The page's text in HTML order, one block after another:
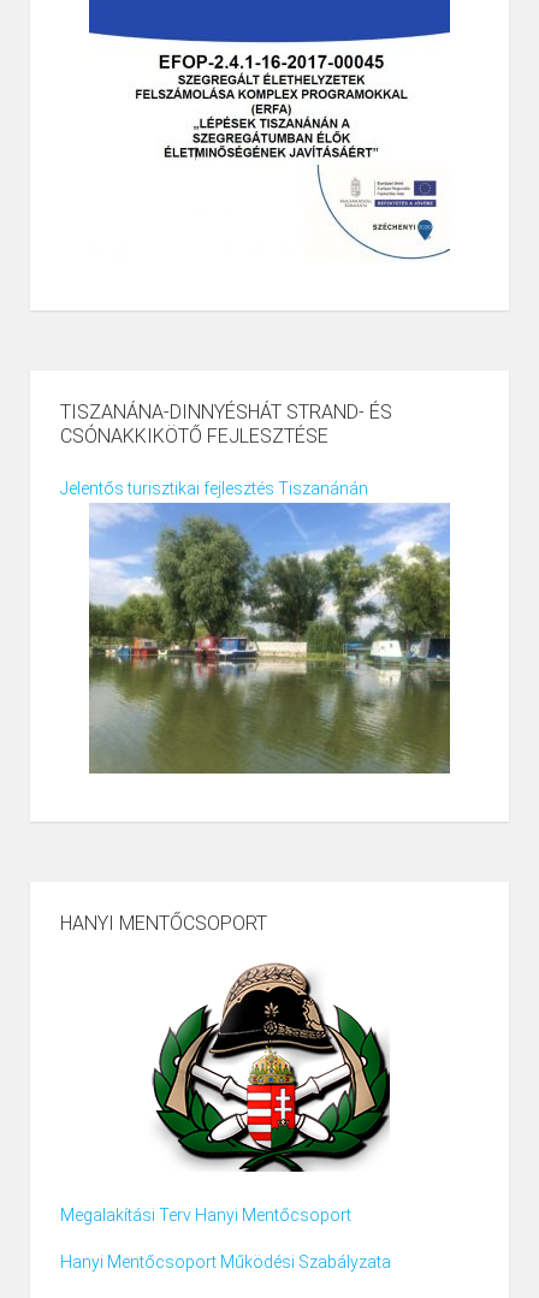
TISZANÁNA-DINNYÉSHÁT STRAND- ÉS
CSÓNAKKIKÖTŐ FEJLESZTÉSE
Jelentős turisztikai fejlesztés Tiszanánán
HANYI MENTŐCSOPORT
Megalakítási Terv Hanyi Mentőcsoport
Hanyi Mentőcsoport Működési Szabályzata